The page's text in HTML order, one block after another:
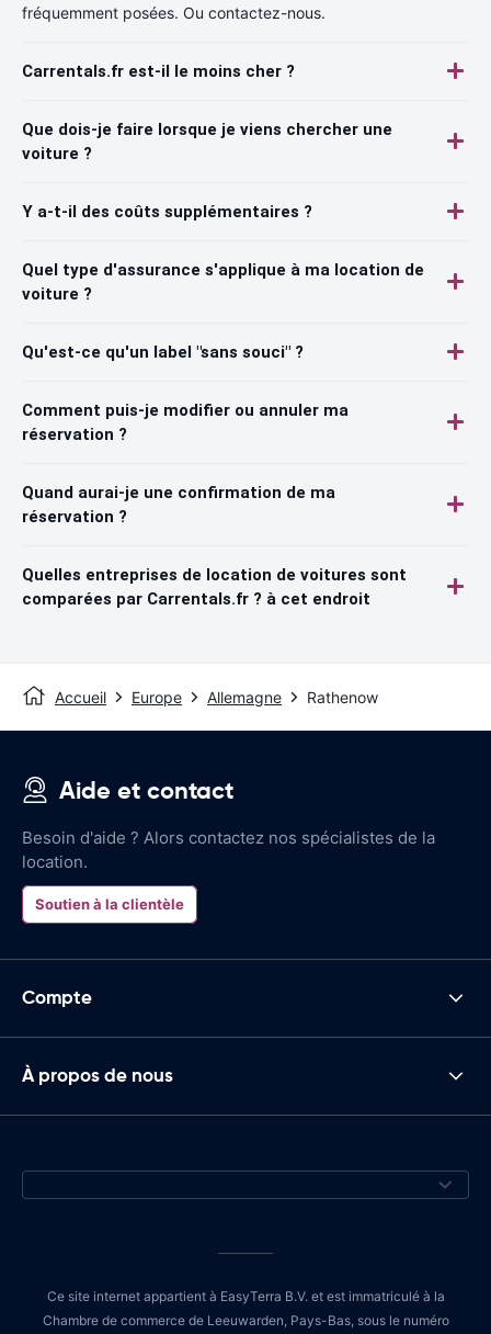
fréquemment posées. Ou contactez-nous.
Carrentals.fr est-il le moins cher ?
Que dois-je faire lorsque je viens chercher une
voiture ?
Y a-t-il des coûts supplémentaires ?
Quel type d'assurance s'applique à ma location de
voiture ?
Qu'est-ce qu'un label "sans souci" ?
Comment puis-je modifier ou annuler ma
réservation ?
Quand aurai-je une confirmation de ma
réservation ?
Quelles entreprises de location de voitures sont
comparées par Carrentals.fr ? à cet endroit
Accueil Europe Allemagne Rathenow
Aide et contact
Besoin d'aide ? Alors contactez nos spécialistes de la
location.
Soutien à la clientèle
Compte
À propos de nous
Ce site internet appartient à EasyTerra B.V. et est immatriculé à la
Chambre de commerce de Leeuwarden, Pays-Bas, sous le numéro